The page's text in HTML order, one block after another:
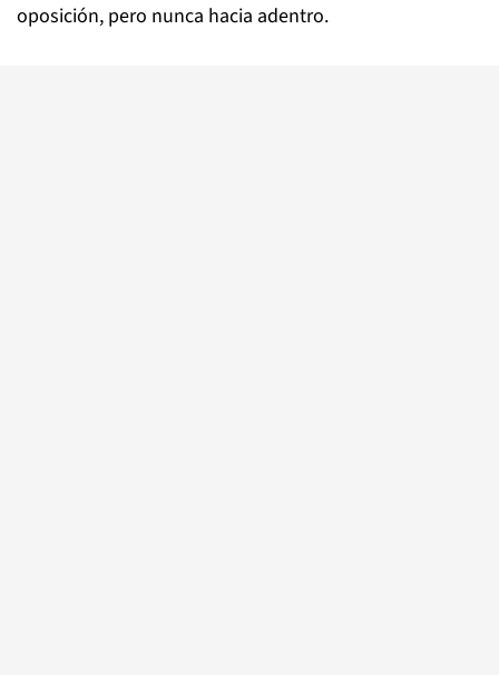
oposición, pero nunca hacia adentro.